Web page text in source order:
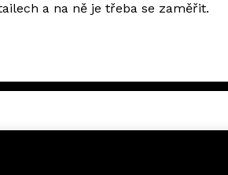
a na ně je třeba se zaměřit.